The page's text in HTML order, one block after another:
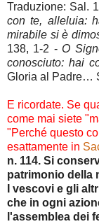
Traduzione: Sal.
con te, alleluia:
mirabile si è
138, 1-2 - O
conosciuto: hai
Gloria al Padre…
E ricordate. Se
come mai siete
"Perché questo
esattamente in
n. 114. Si
patrimonio della
I vescovi e gli
che in ogni
l'assemblea dei